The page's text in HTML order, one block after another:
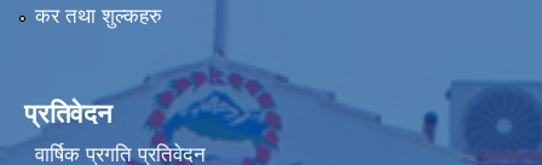
कर तथा शुल्कहरु
प्रतिवेदन
वार्षिक प्रगति प्रतिवेदन